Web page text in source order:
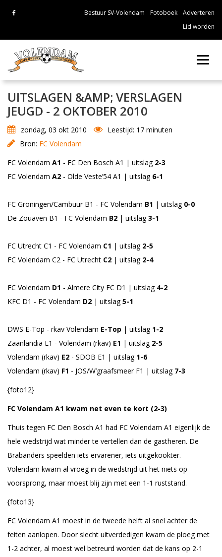
Bestuur SV-Volendam Fotoboek
Adverteren
Lid worden
UITSLAGEN &AMP; VERSLAGEN
JEUGD - 2 OKTOBER 2010
zondag, 03 okt 2010
Leestijd: 17 minuten
Bron: FC Volendam
FC Volendam A1 - FC Den Bosch A1 | uitslag2-3
FC Volendam A2 - Olde Veste’54 A1 | uitslag 6-1
FC Groningen/Cambuur B1 - FC Volendam B1 | uitslag 0-0
De Zouaven B1 - FC Volendam B2 | uitslag3-1
FC Utrecht C1 - FC Volendam C1 | uitslag2-5
FC Volendam C2 - FC Utrecht C2 | uitslag2-4
FC Volendam D1 - Almere City FC D1 | uitslag 4-2
KFC D1 - FC Volendam D2 | uitslag5-1
DWS E-Top - rkav Volendam E-Top | uitslag 1-2
Zaanlandia E1 - Volendam (rkav) E1 | uitslag 2-5
Volendam (rkav) E2 - SDOB E1 | uitslag 1-6
Volendam (rkav) F1 - JOS/W’graafsmeer F1 | uitslag 7-3
{foto12}
FC Volendam A1 kwam net even te kort (2-3)
Thuis tegen FC Den Bosch A1 had FC Volendam A1 eigenlijk de
hele wedstrijd wat minder te vertellen dan de gastheren. De
Brabanders speelden iets ervarener, iets uitgekookter.
Volendam kwam al vroeg in de wedstrijd uit het niets op
voorsprong, maar moest blij zijn met een 1-1 ruststand.
{foto13}
FC Volendam A1 moest in de tweede helft al snel achter de
feiten aanlopen. Door slecht uitverdedigen kwam de ploeg met
1-2 achter, al moest wel betreurd worden dat de kans op 2-1